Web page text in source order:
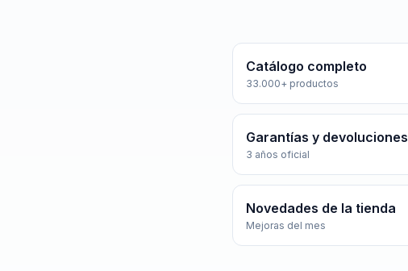
Catálogo completo
33.000+ productos
Garantías y devoluciones
3 años oficial
Novedades de la tienda
Mejoras del mes